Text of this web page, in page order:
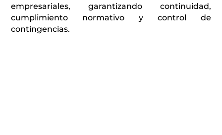
empresariales, garantizando continuidad,
cumplimiento normativo y control de
contingencias.